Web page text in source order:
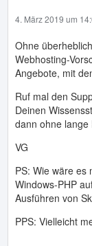
4. März 2019 um
Ohne
Webhosting-
Angebote, mit
Ruf mal den
Deinen
dann ohne lange
VG
PS: Wie wäre es
Windows-PHP
Ausführen von
PPS: Vielleicht